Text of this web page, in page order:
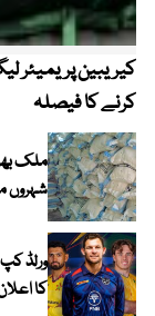
کرنے کا فیصلہ
ملک
شہروں میں 20 کلو تھیلا
کا